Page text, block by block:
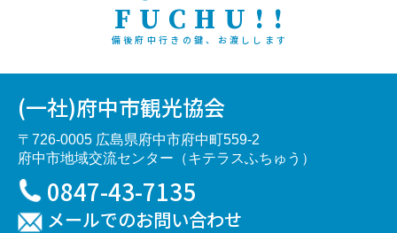
FUCHU!!
備後府中行きの鍵、お渡しします
(一社)府中市観光協会
〒726-0005 広島県府中市府中町559-2
府中市地域交流センター（キテラスふちゅう）
0847-43-7135
メールでのお問い合わせ